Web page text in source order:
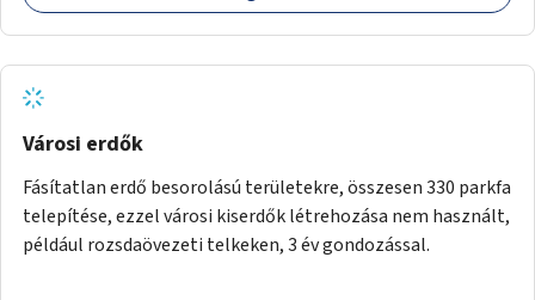
Városi erdők
Fásítatlan erdő besorolású területekre, összesen 330 parkfa
telepítése, ezzel városi kiserdők létrehozása nem használt,
például rozsdaövezeti telkeken, 3 év gondozással.